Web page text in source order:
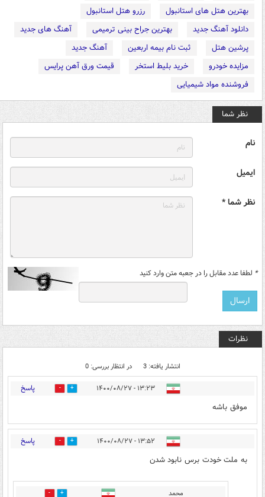
بهترین هتل های استانبول
رزرو هتل استانبول
دانلود آهنگ جدید
بهترین جراح بینی ترمیمی
آهنگ های جدید
پرشین هتل
ثبت نام بیمه اربعین
آهنگ جدید
مزایده خودرو
خرید بلیط استخر
قیمت ورق آهن پرایس
فروشنده مواد شیمیایی
نظر شما
نام
ایمیل
نظر شما *
* لطفا عدد مقابل را در جعبه متن وارد کنید
نظرات
انتشار یافته: 3 در انتظار بررسی: 0
۱۳:۲۳ - ۱۴۰۰/۰۸/۲۷ 0 پاسخ
موفق باشه
۱۳:۵۲ - ۱۴۰۰/۰۸/۲۷ 1 پاسخ
به ملت خودت برس نابود شدن
محمد 0